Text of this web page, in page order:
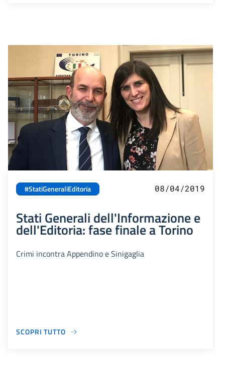
#StatiGeneraliEditoria 08/04/2019
Stati Generali dell'Informazione e
dell'Editoria: fase finale a Torino
Crimi incontra Appendino e Sinigaglia
SCOPRI TUTTO